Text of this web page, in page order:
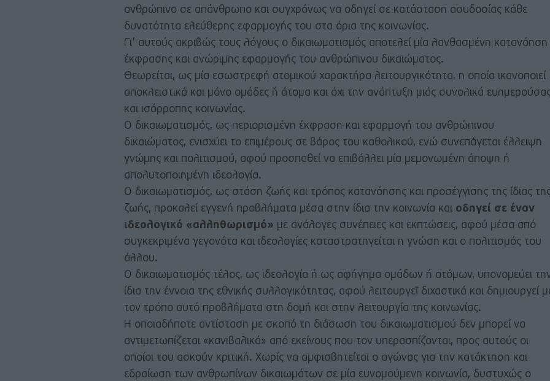
ανθρώπινο σε απάνθρωπο και συγχρόνως να οδηγεί σε κατάσταση ασυδοσίας κάθε
δυνατότητα ελεύθερης εφαρμογής του στα όρια της κοινωνίας.
Γι’ αυτούς ακριβώς τους λόγους ο δικαιωματισμός αποτελεί μία λανθασμένη κατανόηση
έκφρασης και ανώριμης εφαρμογής του ανθρώπινου δικαιώματος.
Θεωρείται, ως μία εσωστρεφή ατομικού χαρακτήρα λειτουργικότητα, η οποία ικανοποιεί
αποκλειστικά και μόνο ομάδες ή άτομα και όχι την ανάπτυξη μιάς συνολικά
και ισόρροπης κοινωνίας.
Ο δικαιωματισμός, ως περιορισμένη έκφραση και εφαρμογή του ανθρώπινου
δικαιώματος, ενισχύει το επιμέρους σε βάρος του καθολικού, ενώ συνεπάγεται έλλειψη
γνώμης και πολιτισμού, αφού προσπαθεί να επιβάλλει μία μεμονωμένη άποψη ή
απολυτοποιημένη ιδεολογία.
Ο δικαιωματισμός, ως στάση ζωής και τρόπος κατανόησης και προσέγγισης της ίδιας
ζωής, προκαλεί εγγενή προβλήματα μέσα στην ίδια την κοινωνία και οδηγεί σε έναν
ιδεολογικό «αλληθωρισμό» με ανάλογες συνέπειες και εκπτώσεις, αφού μέσα από
συγκεκριμένα γεγονότα και ιδεολογίες καταστρατηγείται η γνώση και ο πολιτισμός του
άλλου.
Ο δικαιωματισμός τέλος, ως ιδεολογία ή ως αφήγημα ομάδων ή ατόμων, υπονομεύει
ίδια την έννοια της εθνικής συλλογικότητας, αφού λειτουργεῖ διχαστικά και δημιουργεί
τον τρόπο αυτό προβλήματα στη δομή και στην λειτουργία της κοινωνίας.
Η οποιαδήποτε αντίσταση με σκοπό τη διάσωση του δικαιωματισμού δεν μπορεί να
αντιμετωπίζεται «κανιβαλικά» από εκείνους που τον υπερασπίζονται, προς αυτούς οι
οποίοι του ασκούν κριτική. Χωρίς να αμφισβητείται ο αγώνας για την κατάκτηση και
εδραίωση των ανθρωπίνων δικαιωμάτων σε μία ευνομούμενη κοινωνία, δυστυχώς ο